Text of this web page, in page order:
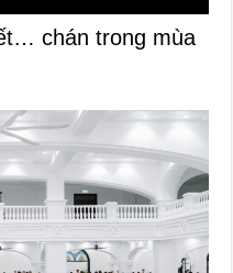
chán trong mùa